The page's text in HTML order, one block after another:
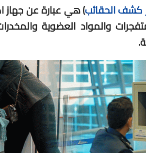
كشف الحقائب) هي عبارة عن جهاز
والمواد العضوية